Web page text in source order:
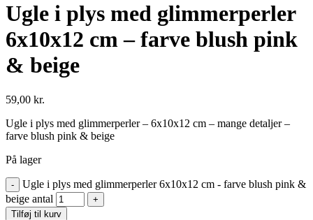
Ugle i plys med glimmerperler
6x10x12 cm – farve blush pink
& beige
59,00 kr.
Ugle i plys med glimmerperler – 6x10x12 cm – mange detaljer –
farve blush pink & beige
På lager
Ugle i plys med glimmerperler 6x10x12 cm - farve blush pink &
beige antal
Tilføj til kurv